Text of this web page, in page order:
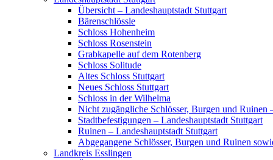
Übersicht – Landeshauptstadt Stuttgart
Bärenschlössle
Schloss Hohenheim
Schloss Rosenstein
Grabkapelle auf dem Rotenberg
Schloss Solitude
Altes Schloss Stuttgart
Neues Schloss Stuttgart
Schloss in der Wilhelma
Nicht zugängliche Schlösser, Burgen und Ruinen
Stadtbefestigungen – Landeshauptstadt Stuttgart
Ruinen – Landeshauptstadt Stuttgart
Abgegangene Schlösser, Burgen und Ruinen
Landkreis Esslingen